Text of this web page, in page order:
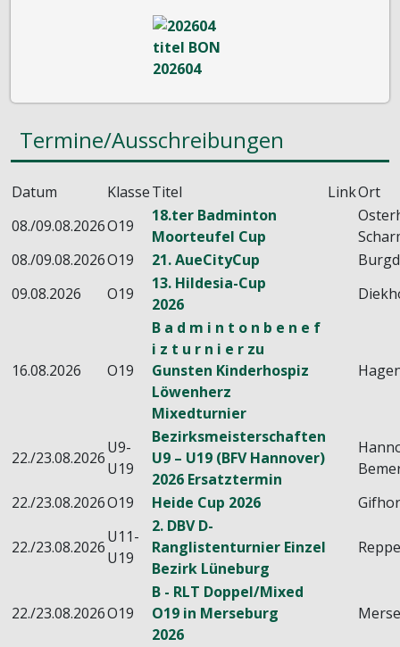
Termine/Ausschreibungen
Datum KlasseTitel LinkOrt
08./09.08.2026O19
18.ter Badminton
Moorteufel Cup
08./09.08.2026O19 21. AueCityCup
09.08.2026
O19
13. Hildesia-Cup
2026
16.08.2026 O19
B a d m i n t o n b e n e f
i z t u r n i e r zu
Gunsten Kinderhospiz
Löwenherz
Mixedturnier
22./23.08.2026
U9-
U19
Bezirksmeisterschaften
U9 – U19 (BFV Hannover)
2026 Ersatztermin
22./23.08.2026O19 Heide Cup 2026
22./23.08.2026
U11-
U19
2. DBV D-
Ranglistenturnier Einzel
Bezirk Lüneburg
22./23.08.2026O19
B - RLT Doppel/Mixed
O19 in Merseburg
2026